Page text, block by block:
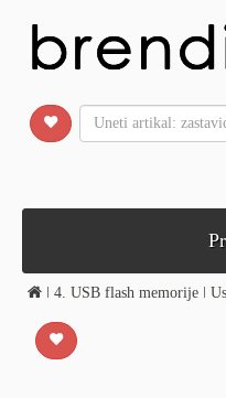
4. USB flash memorije